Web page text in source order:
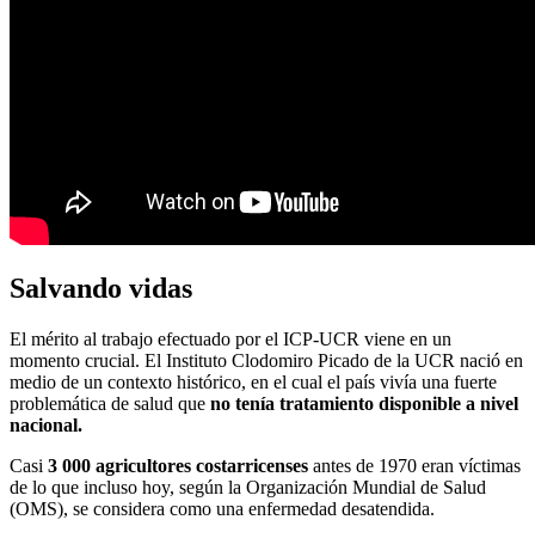
Salvando vidas
El mérito al trabajo efectuado por el ICP-UCR viene en un
momento crucial. El Instituto Clodomiro Picado de la UCR nació en
medio de un contexto histórico, en el cual el país vivía una fuerte
problemática de salud que no tenía tratamiento disponible a nivel
nacional.
Casi 3 000 agricultores costarricenses antes de 1970 eran víctimas
de lo que incluso hoy, según la Organización Mundial de Salud
(OMS), se considera como una enfermedad desatendida.